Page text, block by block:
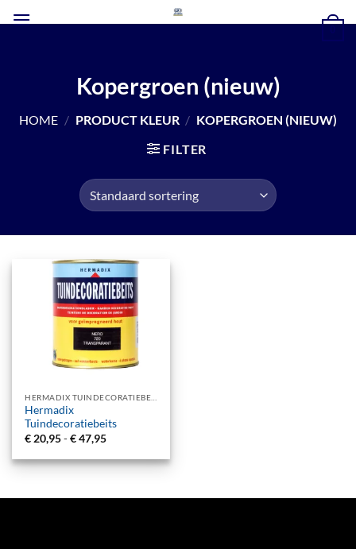
naar
Kopergroen (nieuw)
HOME / PRODUCT KLEUR / KOPERGROEN (NIEUW)
FILTER
Hermadix
Tuindecoratiebeits
€ 20,95-€47,95Prijsklasse:
tot
€ 47,95